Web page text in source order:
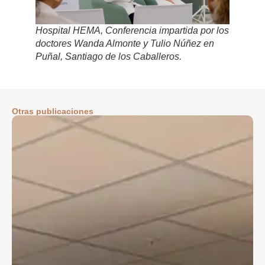
Hospital HEMA, Conferencia impartida por los
doctores Wanda Almonte y Tulio Núñez en
Puñal, Santiago de los Caballeros.
Otras publicaciones